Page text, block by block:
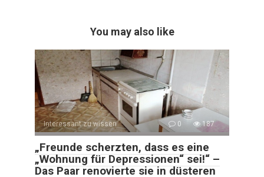
You may also like
Interessant zu wissen 0 187
„Freunde scherzten, dass es eine
„Wohnung für Depressionen“ sei!“ –
Das Paar renovierte sie in düsteren